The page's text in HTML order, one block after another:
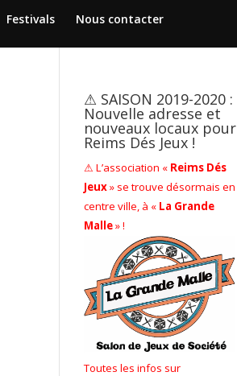
Festivals Nous contacter
⚠ SAISON 2019-2020 :
Nouvelle adresse et
nouveaux locaux pour
Reims Dés Jeux !
⚠ L’association « Reims Dés
Jeux» se trouve désormais en
centre ville, à « La Grande
Malle» !
Toutes les infos sur